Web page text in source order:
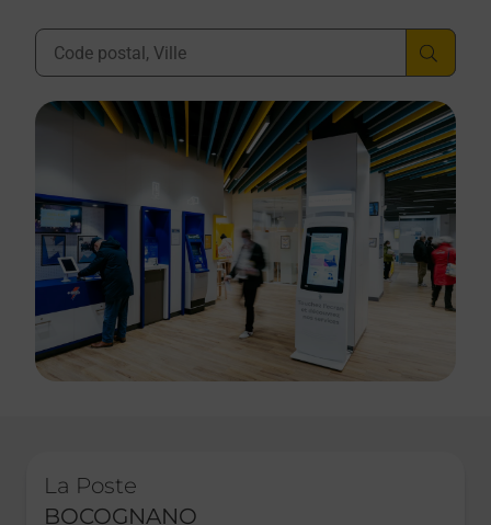
Ville, Département, Code Postal
La Poste
BOCOGNANO